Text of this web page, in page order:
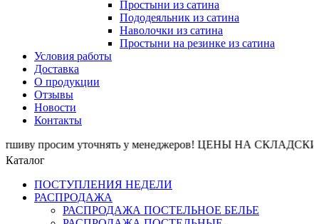
Простыни из сатина
Пододеяльник из сатина
Наволочки из сатина
Простыни на резинке из сатина
Условия работы
Доставка
О продукции
Отзывы
Новости
Контакты
просим уточнять у менеджеров! ЦЕНЫ НА СКЛАДСКИЕ
Каталог
ПОСТУПЛЕНИЯ НЕДЕЛИ
РАСПРОДАЖА
РАСПРОДАЖА ПОСТЕЛЬНОЕ БЕЛЬЕ